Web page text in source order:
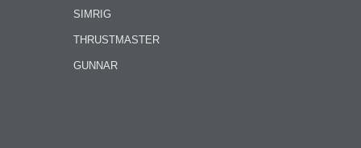
SIMRIG
THRUSTMASTER
GUNNAR